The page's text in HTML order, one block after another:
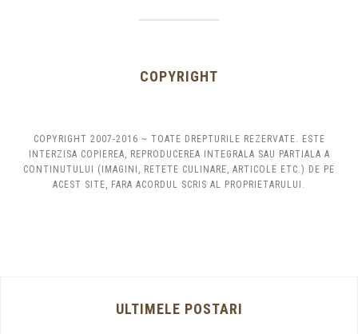
COPYRIGHT
COPYRIGHT 2007-2016 ~ TOATE DREPTURILE REZERVATE. ESTE
INTERZISA COPIEREA, REPRODUCEREA INTEGRALA SAU PARTIALA A
CONTINUTULUI (IMAGINI, RETETE CULINARE, ARTICOLE ETC.) DE PE
ACEST SITE, FARA ACORDUL SCRIS AL PROPRIETARULUI.
ULTIMELE POSTARI